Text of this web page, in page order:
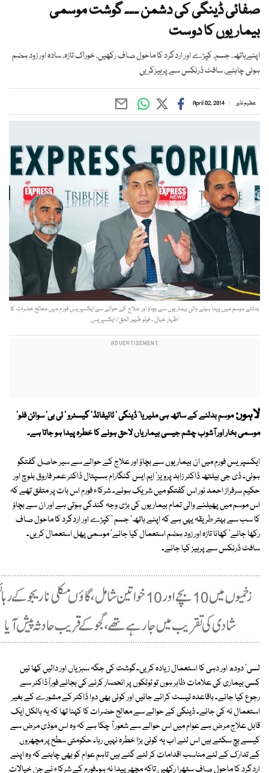
صفائی ڈینگی کی دشمن ۔۔۔ گوشت موسمی
بیماریوں کا دوست
اپنےہاتھ، جسم، کپڑے اور اردگرد کا ماحول صاف رکھیں، خوراک تازہ، سادہ اور زود ہضم
ہونی چاہئے، سافٹ ڈرنکس سے پرہیزکریں
عظیم نذیر April 02, 2014
بدلتے موسم میں پیدا ہونے والی بیماریوں سے بچاؤ اور علاج کے حوالے سے ایکسپریس فورم میں معالج حضرات کا
اظہارِ خیال ۔ فوٹو ظہور الحق/ ایکسپریس
لاہور:موسم بدلنے کے ساتھ ہی ملیریا' ڈینگی ' ٹائیفائڈ' گیسٹرو ' ٹی بی' سوائن فلو'
موسمی بخار اور آشوب چشم جیسی بیماریاں لاحق ہونے کا خطرہ پیدا ہو جاتا ہے۔
ایکسپریس فورم میں ان بیماریوں سے بچاؤ اور علاج کے حوالے سے سیر حاصل گفتگو
ہوئی۔ ڈی جی ہیلتھ ڈاکٹر زاہد پرویز' ایم ایس گنگارام ہسپتال ڈاکٹر عمر فاروق بلوچ اور
حکیم سرفراز احمد نور اس گفتگو میں شریک ہوئے۔ شرکاء فورم اس بات پر متفق تھے کہ
اس موسم میں پھیلنے والی تمام بیماریوں کی بڑی وجہ گندگی ہوتی ہے اور ان سے بچاؤ
کا سب سے بہتر طریقہ یہی ہے کہ اپنے ہاتھ' جسم ' کپڑے اور اردگرد کا ماحول صاف
رکھا جائے' کھانا تازہ اور زود ہضم استعمال کیا جائے' موسمی پھل استعمال کریں۔
سافٹ ڈرنکس سے پرہیز کیا جائے۔
لسی' دودھ اور دہی کا استعمال زیادہ کریں۔گوشت کی جگہ سبزیاں اور دالیں کھا ئیں
کسی بیماری کی علامات ظاہر ہوں تو ٹوٹکوں پر انحصار کرنے کی بجائے فوراً ڈاکٹر سے
رجوع کیا جائے۔ باقاعدہ ٹیسٹ کرائے جائیں اور کوئی بھی دوا ڈاکٹر کے مشورے کے بغیر
استعمال نہ کی جائے۔ ڈینگی کے حوالے سے معالج حضرات کا کہنا تھا کہ یہ بالکل ایک
قابل علاج مرض ہے عوام میں اس حوالے سے شعور آ چکا ہے کہ وہ اس موذی مرض سے
کیسے بچ سکتے ہیں اس لئے اب یہ کوئی بڑا خطرہ نہیں رہا۔ حکومتی سطح پر مچھروں
کے تدارک کے لئے مناسب اقدامات کر لئے گئے ہیں تاہم عوام کو بھی چاہئے کہ وہ اپنے
اردگرد کا ماحول صاف ستھرا رکھیں تاکہ مچھر پیدا نہ ہو۔فورم کے شرکاء نے جن خیالات